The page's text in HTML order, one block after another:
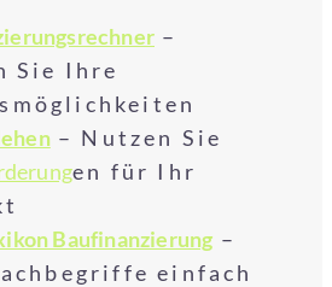
–
Sie Ihre
smöglichkeiten
– Nutzen Sie
en für Ihr
Baufinanzierung –
einfach